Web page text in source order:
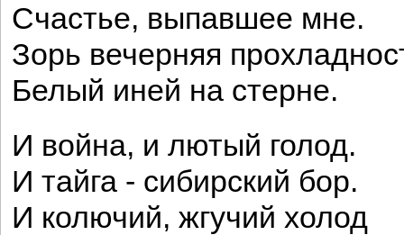
Счастье, выпавшее мне.
Зорь вечерняя
Белый иней на стерне.
И война, и лютый голод.
И тайга - сибирский бор.
И колючий, жгучий холод